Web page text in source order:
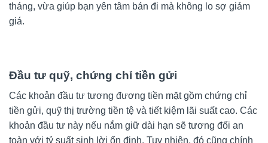
tháng, vừa giúp bạn yên tâm bán đi mà không lo sợ giảm
giá.
Đầu tư quỹ, chứng chỉ tiền gửi
Các khoản đầu tư tương đương tiền mặt gồm chứng chỉ
tiền gửi, quỹ thị trường tiền tệ và tiết kiệm lãi suất cao. Các
khoản đầu tư này nếu nắm giữ dài hạn sẽ tương đối an
toàn với tỷ suất sinh lời ổn định. Tuy nhiên, đó cũng chính